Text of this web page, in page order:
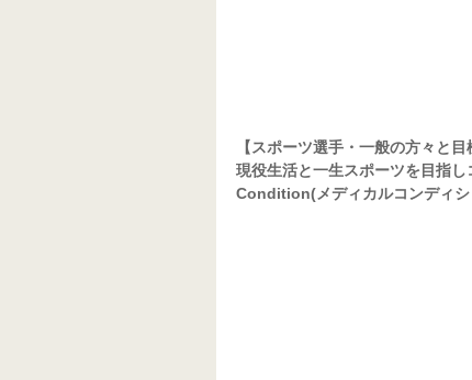
【スポーツ選手・一般の方々と
現役生活と一生スポーツを目指
Condition(メディカルコンディシ